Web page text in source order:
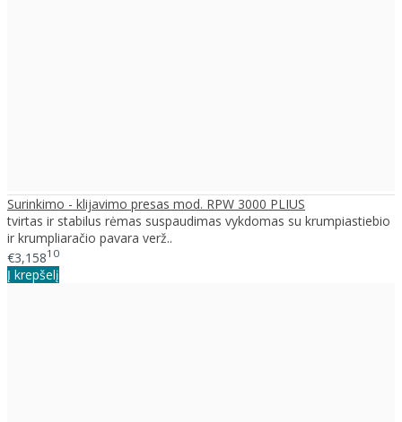
Surinkimo - klijavimo presas mod. RPW 3000 PLIUS
tvirtas ir stabilus rėmas suspaudimas vykdomas su krumpiastiebio
ir krumpliaračio pavara verž..
€3,15810
Į krepšelį